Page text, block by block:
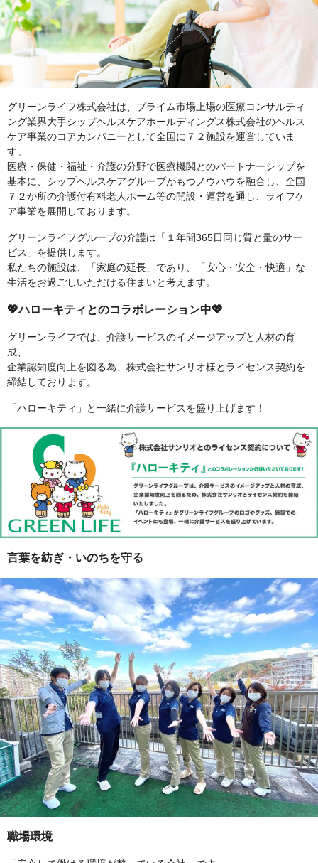
グリーンライフ株式会社は、プライム市場上場の医療コンサルティ
ング業界大手シップヘルスケアホールディングス株式会社のヘルス
ケア事業のコアカンパニーとして全国に７２施設を運営していま
す。
医療・保健・福祉・介護の分野で医療機関とのパートナーシップを
基本に、シップヘルスケアグループがもつノウハウを融合し、全国
７２か所の介護付有料老人ホーム等の開設・運営を通し、ライフケ
ア事業を展開しております。
グリーンライフグループの介護は「１年間365日同じ質と量のサー
ビス」を提供します。
私たちの施設は、「家庭の延長」であり、「安心・安全・快適」な
生活をお過ごしいただける住まいと考えます。
💖ハローキティとのコラボレーション中💖
グリーンライフでは、介護サービスのイメージアップと人材の育
成、
企業認知度向上を図る為、株式会社サンリオ様とライセンス契約を
締結しております。
「ハローキティ」と一緒に介護サービスを盛り上げます！
言葉を紡ぎ・いのちを守る
職場環境